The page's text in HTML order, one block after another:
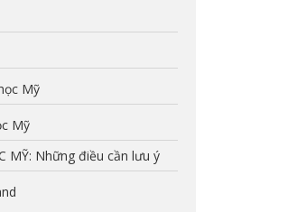
Mỹ
Mỹ
MỸ: Những điều cần lưu ý